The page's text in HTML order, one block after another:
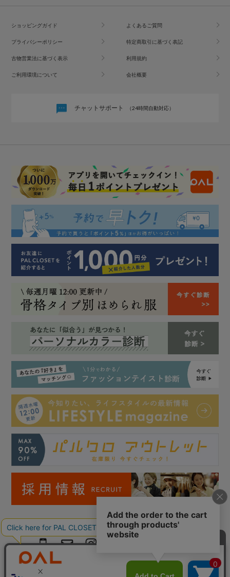
ショッピングガイド よくあるご質問
プライバシーポリシー 特定商取引に基づく表記
古物営業法に基づく表示 利用規約
ご利用環境について 会社概要
チャットサポート （24時間自動対応）